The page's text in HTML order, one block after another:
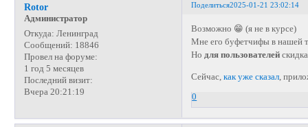
Поделиться2025-01-21 23:02:14
Rotor
Администратор
Откуда: Ленинград
Сообщений: 18846
Провел на форуме:
1 год 5 месяцев
Последний визит:
Вчера 20:21:19
Возможно 😁 (я не в курсе)
Мне его буфетчифы в нашей
Нодля пользователей
Сейчас,как уже сказал,
0